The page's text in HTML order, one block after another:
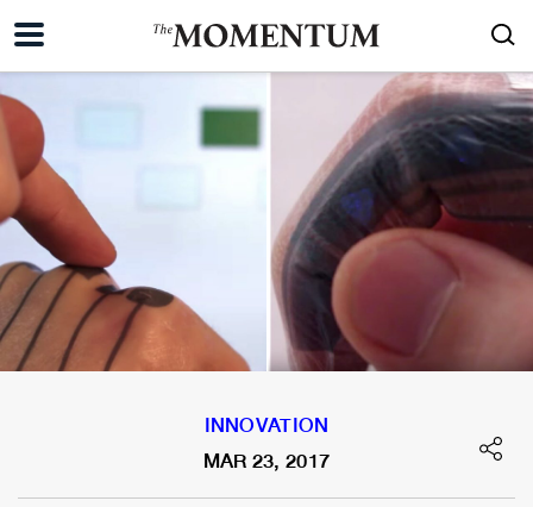
INNOVATION
MAR 23, 2017